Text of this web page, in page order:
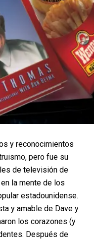
y reconocimientos
pero fue su
de televisión de
la mente de los
estadounidense.
y amable de Dave y
los corazones (y
Después de